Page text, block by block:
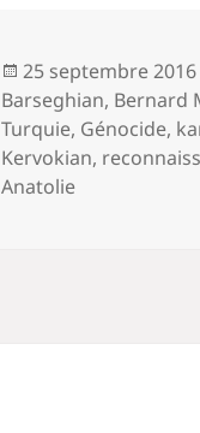
Publié
le
25 septembre 2016
Barseghian, Bernard
Turquie, Génocide,
Kervokian,
Anatolie